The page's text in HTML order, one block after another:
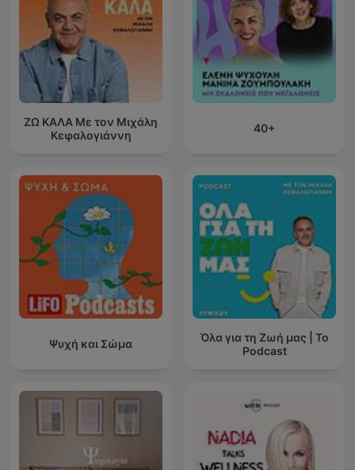
ΖΩ ΚΑΛΑ Με τον Μιχάλη
Κεφαλογιάννη
40+
Ψυχή και Σώμα
Όλα για τη Ζωή μας | Το
Podcast